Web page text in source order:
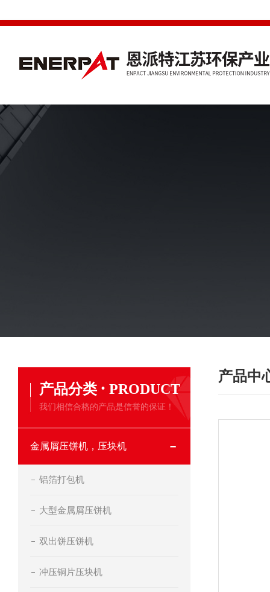
产品分类 · PRODUCT
我们相信合格的产品是信誉的保证！
金属屑压饼机，压块机
铝箔打包机
大型金属屑压饼机
双出饼压饼机
冲压铜片压块机
产品中